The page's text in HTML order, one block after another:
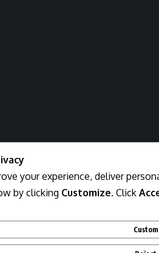
your experience, deliver
by clicking Customize. Click